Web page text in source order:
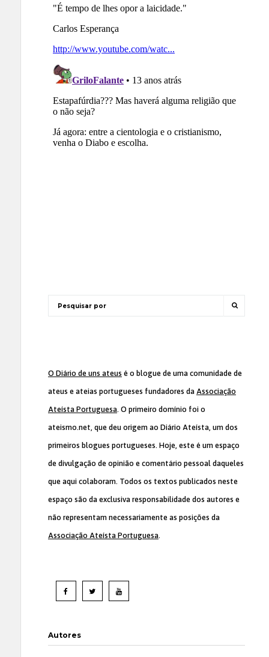
O Diário de uns ateus é o blogue de uma comunidade de
ateus e ateias portugueses fundadores da Associação
Ateísta Portuguesa. O primeiro domínio foi o
ateismo.net, que deu origem ao Diário Ateísta, um dos
primeiros blogues portugueses. Hoje, este é um espaço
de divulgação de opinião e comentário pessoal daqueles
que aqui colaboram. Todos os textos publicados neste
espaço são da exclusiva responsabilidade dos autores e
não representam necessariamente as posições da
Associação Ateísta Portuguesa.
Autores